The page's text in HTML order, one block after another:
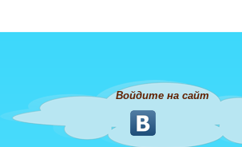
Войдите на сайт